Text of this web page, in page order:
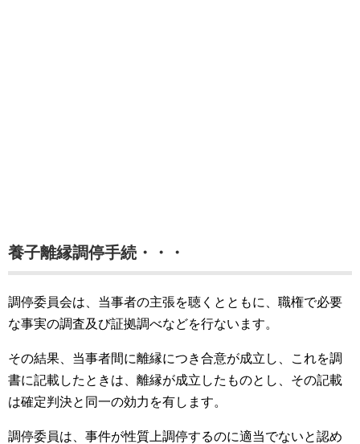
養子離縁調停手続・・・
調停委員会は、当事者の主張を聴くとともに、職権で必要
な事実の調査及び証拠調べなどを行ないます。
その結果、当事者間に離縁につき合意が成立し、これを調
書に記載したときは、離縁が成立したものとし、その記載
は確定判決と同一の効力を有します。
調停委員は、事件が性質上調停するのに適当でないと認め